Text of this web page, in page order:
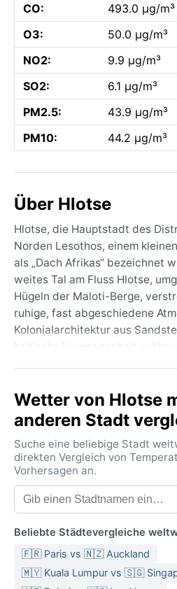
CO:
493.0 µg/m³
O3:
50.0 µg/m³
NO2:
9.9 µg/m³
SO2:
6.1 µg/m³
PM2.5:
43.9 µg/m³
PM10:
44.2 µg/m³
Über Hlotse
Hlotse, die Hauptstadt des
Norden Lesothos, einem
als „Dach Afrikas“ bezeichnet
weites Tal am Fluss Hlotse,
Hügeln der Maloti-Berge,
ruhige, fast abgeschiedene
Kolonialarchitektur aus
britische Vergangenheit,
Missionsstation und der nahe
Liphofung mit seinen
von über 1.600 Metern prägt
sondern auch das Klima.
Das Klima entspricht der
subtropisches Hochlandklima
und trockenen, kühlen
30 Grad, aber nachmittags oft
Starkregen. Die
moderat. Im Winter (Juni bis
Wetter von Hlotse
anderen Stadt
Suche eine beliebige Stadt
direkten Vergleich von
Vorhersagen an.
Beliebte Städtevergleiche
🇫🇷 Paris vs 🇳🇿 Auckland
🇲🇾 Kuala Lumpur vs 🇸🇬